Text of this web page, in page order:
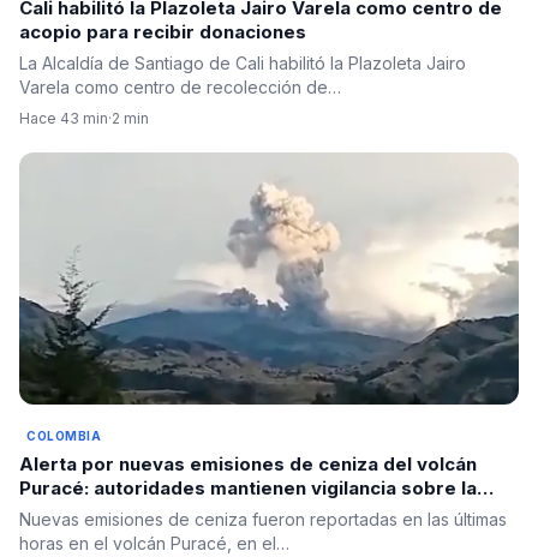
Cali habilitó la Plazoleta Jairo Varela como centro de
acopio para recibir donaciones
La Alcaldía de Santiago de Cali habilitó la Plazoleta Jairo
Varela como centro de recolección de…
Hace 43 min·2 min
COLOMBIA
Alerta por nuevas emisiones de ceniza del volcán
Puracé: autoridades mantienen vigilancia sobre la
actividad sísmica
Nuevas emisiones de ceniza fueron reportadas en las últimas
horas en el volcán Puracé, en el…